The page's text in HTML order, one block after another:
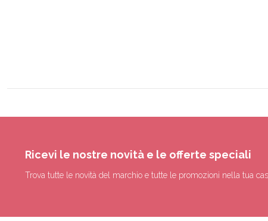
Ricevi le nostre novità e le offerte speciali
Trova tutte le novità del marchio e tutte le promozioni nella tua